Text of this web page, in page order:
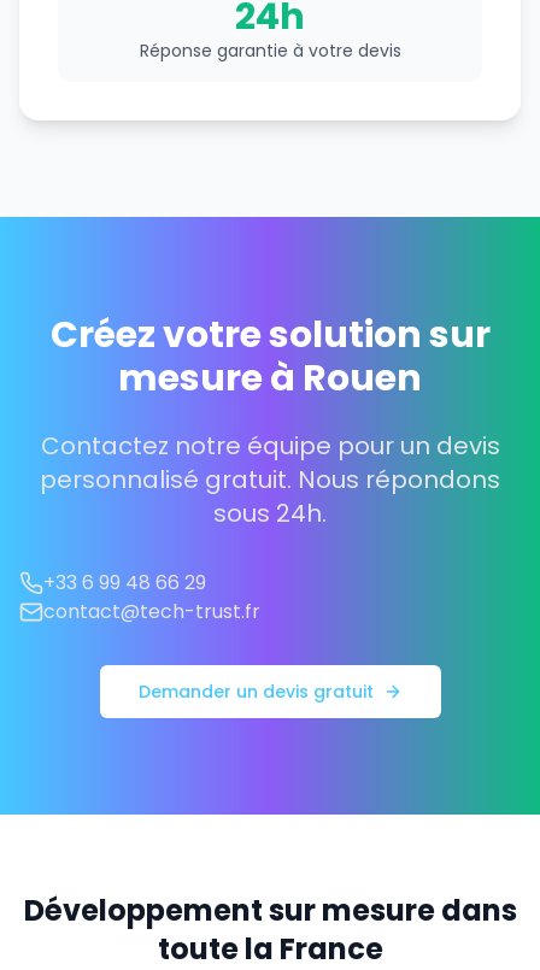
24h
Réponse garantie à votre devis
Créez votre solution sur
mesure à Rouen
Contactez notre équipe pour un devis
personnalisé gratuit. Nous répondons
sous 24h.
+33 6 99 48 66 29
contact@tech-trust.fr
Demander un devis gratuit
Développement sur mesure dans
toute la France